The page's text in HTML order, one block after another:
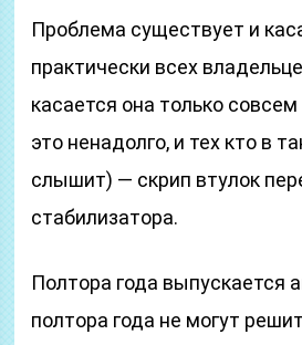
Проблема существует и
практически всех
касается она только
это ненадолго, и тех кто в
слышит) — скрип втулок
стабилизатора.
Полтора года выпускается
полтора года не могут